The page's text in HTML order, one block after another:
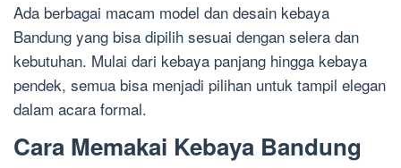
Ada berbagai macam model dan desain kebaya
Bandung yang bisa dipilih sesuai dengan selera dan
kebutuhan. Mulai dari kebaya panjang hingga kebaya
pendek, semua bisa menjadi pilihan untuk tampil elegan
dalam acara formal.
Cara Memakai Kebaya Bandung